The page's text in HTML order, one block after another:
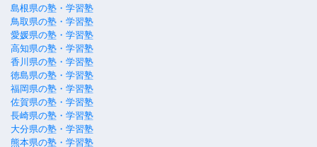
島根県の塾・学習塾
鳥取県の塾・学習塾
愛媛県の塾・学習塾
高知県の塾・学習塾
香川県の塾・学習塾
徳島県の塾・学習塾
福岡県の塾・学習塾
佐賀県の塾・学習塾
長崎県の塾・学習塾
大分県の塾・学習塾
熊本県の塾・学習塾